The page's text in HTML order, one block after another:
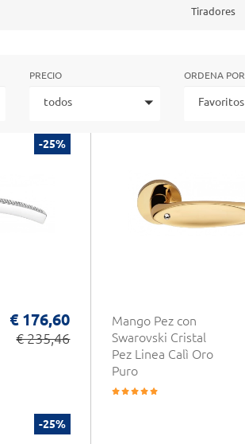
Tiradores
PRECIO
todos
ORDENA POR
Favoritos
-25%
€ 176,60
€ 235,46
Mango Pez con
Swarovski Cristal
Pez Linea Calì Oro
Puro
-25%